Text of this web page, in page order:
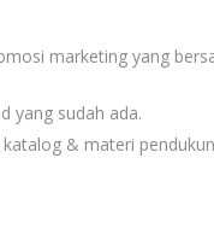
marketing yang
yang sudah ada.
& materi